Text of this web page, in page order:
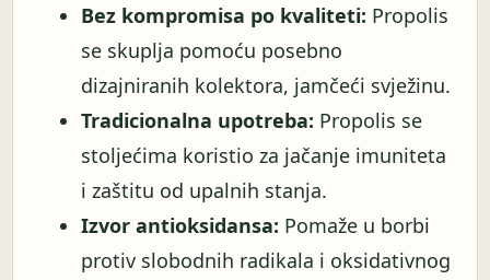
Bez kompromisa po kvaliteti: Propolis
se skuplja pomoću posebno
dizajniranih kolektora, jamčeći svježinu.
Tradicionalna upotreba: Propolis se
stoljećima koristio za jačanje imuniteta
i zaštitu od upalnih stanja.
Izvor antioksidansa: Pomaže u borbi
protiv slobodnih radikala i oksidativnog